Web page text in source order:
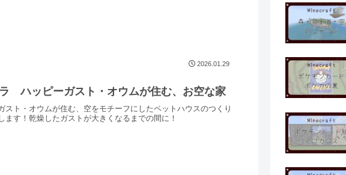
2026.01.29
ハッピーガスト・オウムが住む、お空な家
スト・オウムが住む、空をモチーフにしたペットハウスのつくり
ます！乾燥したガストが大きくなるまでの間に！